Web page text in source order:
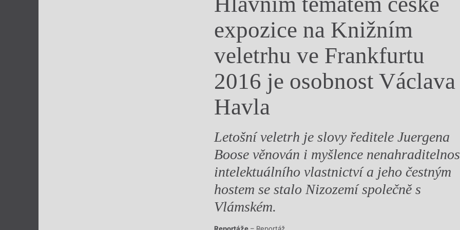
Výroční ceny
expozice na Knižním
veletrhu ve Frankfurtu
2016 je osobnost Václava
Havla
Letošní veletrh je slovy ředitele Juergena
Boose věnován i myšlence
intelektuálního vlastnictví a jeho čestným
hostem se stalo Nizozemí společně s
Vlámském.
Reportáže – Reportáž